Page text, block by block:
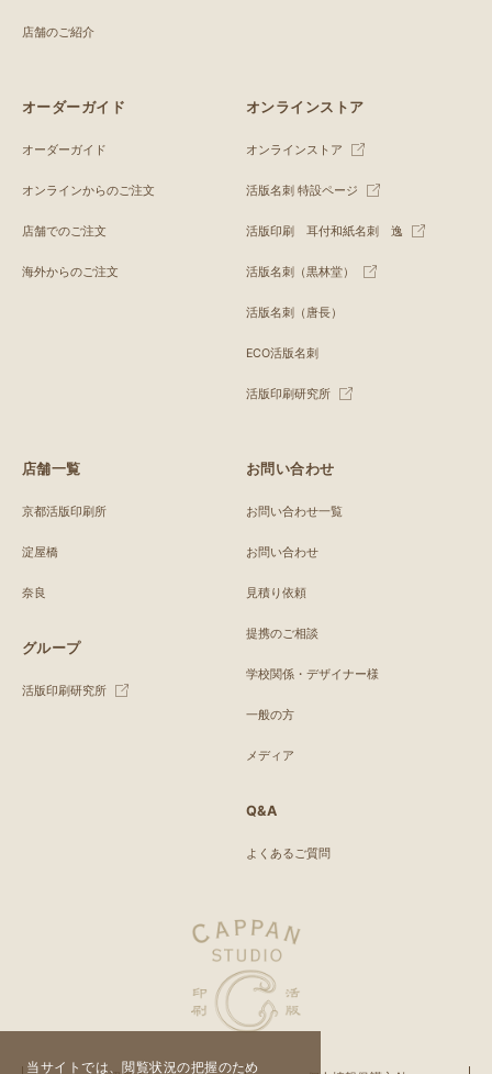
当サイトでは、閲覧状況の把握のため
店舗のご紹介
オーダーガイド
オーダーガイド
オンラインからのご注文
店舗でのご注文
海外からのご注文
オンラインストア
オンラインストア
活版名刺 特設ページ
活版印刷 耳付和紙名刺 逸
活版名刺（黒林堂）
活版名刺（唐長）
ECO活版名刺
活版印刷研究所
店舗一覧
京都活版印刷所
淀屋橋
奈良
グループ
活版印刷研究所
お問い合わせ
お問い合わせ一覧
お問い合わせ
見積り依頼
提携のご相談
学校関係・デザイナー様
一般の方
メディア
Q&A
よくあるご質問